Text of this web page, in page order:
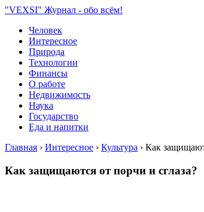
"VEXSI" Журнал - обо всём!
Человек
Интересное
Природа
Технологии
Финансы
О работе
Недвижимость
Наука
Государство
Еда и напитки
Главная › Интересное › Культура › Как
Как защищаются от порчи и сглаза?